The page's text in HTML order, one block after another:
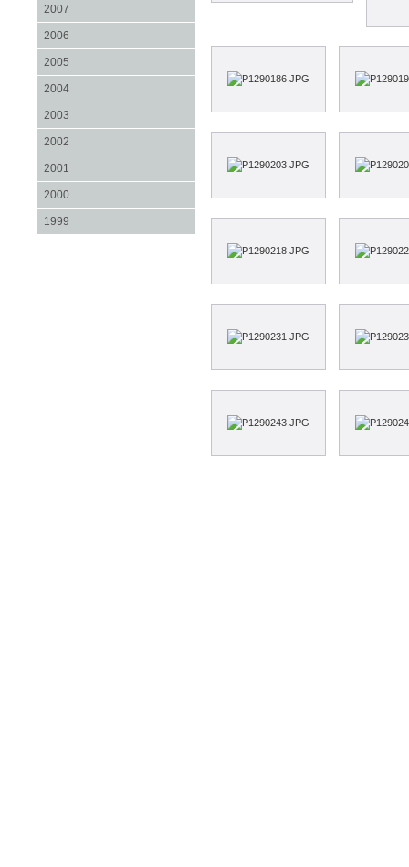
2007
2006
2005
2004
2003
2002
2001
2000
1999